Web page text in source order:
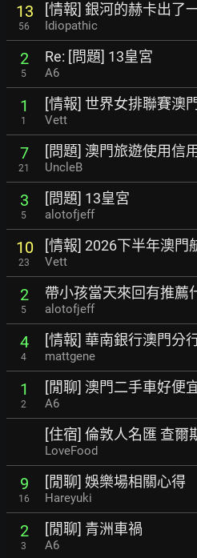
13
56
[情報] 銀河的赫卡出了
Idiopathic
2
5
Re: [問題] 13皇宮
A6
1
1
[情報] 世界女排聯賽澳
Vett
7
21
[問題] 澳門旅遊使用信
UncleB
3
5
[問題] 13皇宮
alotofjeff
10
23
[情報] 2026下半年澳門
Vett
2
5
帶小孩當天來回有推薦
alotofjeff
4
4
[情報] 華南銀行澳門分
mattgene
1
2
[閒聊] 澳門二手車好便
A6
[住宿] 倫敦人名匯 查爾
LoveFood
9
16
[閒聊] 娛樂場相關心得
Hareyuki
2
3
[閒聊] 青洲車禍
A6